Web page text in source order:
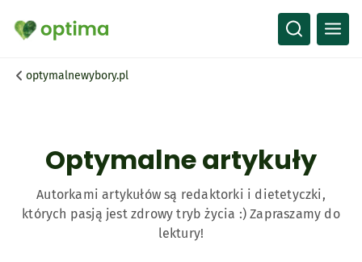
optymalnewybory.pl
Optymalne artykuły
Autorkami artykułów są redaktorki i dietetyczki,
których pasją jest zdrowy tryb życia :) Zapraszamy do
lektury!